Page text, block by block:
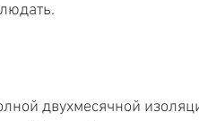
двухмесячной